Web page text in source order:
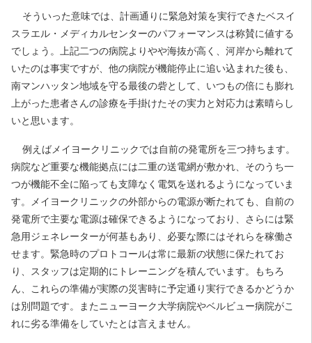
そういった意味では、計画通りに緊急対策を実行できたベスイ
スラエル・メディカルセンターのパフォーマンスは称賛に値する
でしょう。上記二つの病院よりやや海抜が高く、河岸から離れて
いたのは事実ですが、他の病院が機能停止に追い込まれた後も、
南マンハッタン地域を守る最後の砦として、いつもの倍にも膨れ
上がった患者さんの診療を手掛けたその実力と対応力は素晴らし
いと思います。
例えばメイヨークリニックでは自前の発電所を三つ持ちます。
病院など重要な機能拠点には二重の送電網が敷かれ、そのうち一
つが機能不全に陥っても支障なく電気を送れるようになっていま
す。メイヨークリニックの外部からの電源が断たれても、自前の
発電所で主要な電源は確保できるようになっており、さらには緊
急用ジェネレーターが何基もあり、必要な際にはそれらを稼働さ
せます。緊急時のプロトコールは常に最新の状態に保たれてお
り、スタッフは定期的にトレーニングを積んでいます。もちろ
ん、これらの準備が実際の災害時に予定通り実行できるかどうか
は別問題です。またニューヨーク大学病院やベルビュー病院がこ
れに劣る準備をしていたとは言えません。